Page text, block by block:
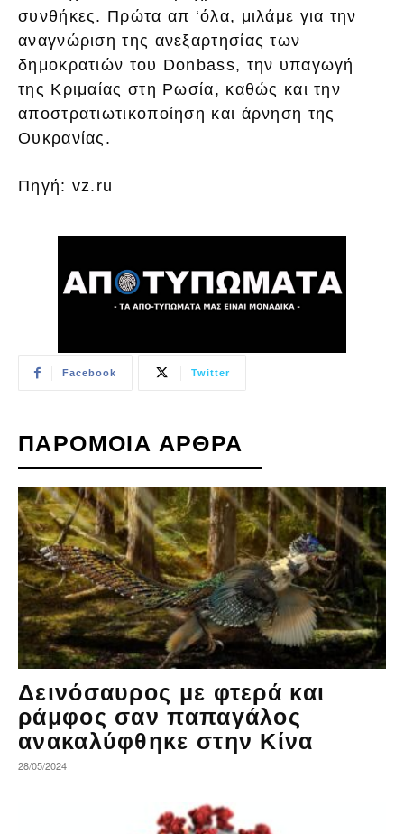
συνθήκες. Πρώτα απ ‘όλα, μιλάμε για την
αναγνώριση της ανεξαρτησίας των
δημοκρατιών του Donbass, την υπαγωγή
της Κριμαίας στη Ρωσία, καθώς και την
αποστρατιωτικοποίηση και άρνηση της
Ουκρανίας.
Πηγή: vz.ru
Facebook Twitter
ΠΑΡΟΜΟΙΑ ΑΡΘΡΑ
Δεινόσαυρος με φτερά και
ράμφος σαν παπαγάλος
ανακαλύφθηκε στην Κίνα
28/05/2024